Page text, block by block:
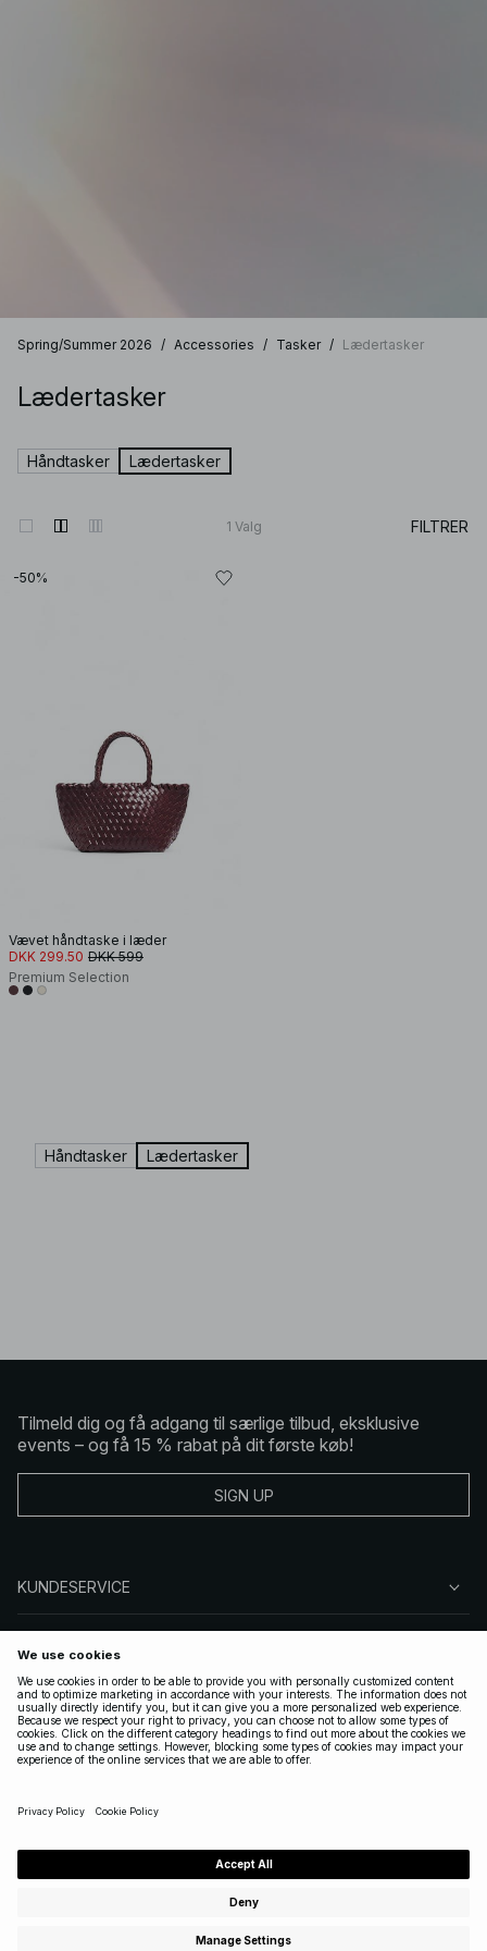
Spring/Summer 2026 / Accessories / Tasker / Lædertasker
Lædertasker
Håndtasker Lædertasker
1 Valg FILTRER
-50%
Vævet håndtaske i læder
DKK 299.50 DKK 599
Premium Selection
Håndtasker Lædertasker
Tilmeld dig og få adgang til særlige tilbud, eksklusive
events – og få 15 % rabat på dit første køb!
SIGN UP
KUNDESERVICE
FØLG OS
GYLDIGE